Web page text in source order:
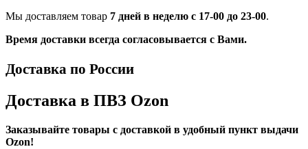
Мы доставляем товар 7 дней в неделю с 17-00 до 23-00.
Время доставки всегда согласовывается с Вами.
Доставка по России
Доставка в ПВЗ Ozon
Заказывайте товары с доставкой в удобный пункт выдачи
Ozon!